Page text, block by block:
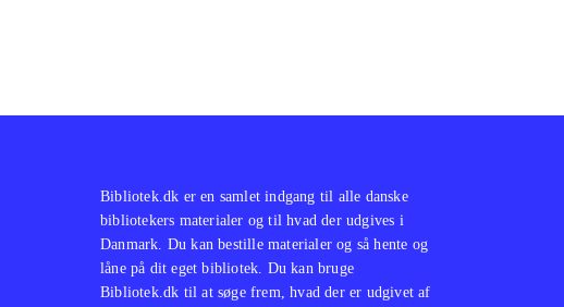
Bibliotek.dk er en samlet indgang til alle danske
bibliotekers materialer og til hvad der udgives i
Danmark. Du kan bestille materialer og så hente og
låne på dit eget bibliotek. Du kan bruge
Bibliotek.dk til at søge frem, hvad der er udgivet af